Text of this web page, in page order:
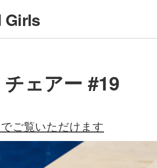
Girls
ェアー #19
ご覧いただけます